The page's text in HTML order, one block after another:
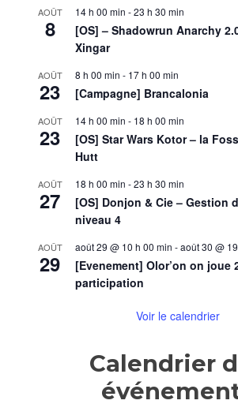
AOÛT
8
14 h 00 min -23 h 30 min
[OS] – Shadowrun Anarchy
Xingar
AOÛT
23
8 h 00 min - 17 h 00 min
[Campagne] Brancalonia
AOÛT
23
14 h 00 min - 18 h 00 min
[OS] Star Wars Kotor – la
Hutt
AOÛT
27
18 h 00 min -23 h 30 min
[OS] Donjon & Cie – Gestion
niveau 4
AOÛT
29
août 29 @ 10 h 00 min -août 30 @
[Evenement] Olor’on on joue
participation
Voir le calendrier
Calendrier